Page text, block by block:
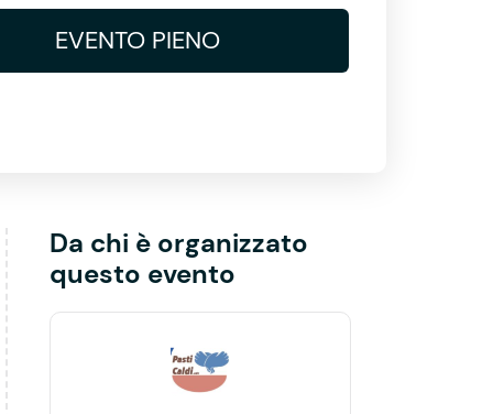
EVENTO PIENO
Da chi è organizzato
questo evento